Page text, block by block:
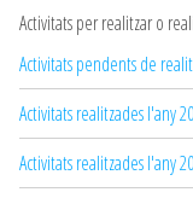
Activitats per realitzar o
Activitats pendents de
Activitats realitzades l'any
Activitats realitzades l'any